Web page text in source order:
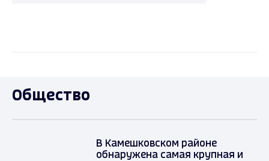
Общество
В Камешковском районе
обнаружена самая крупная и